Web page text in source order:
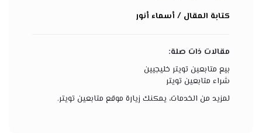
كتابة المقال / أسماء أنور
مقالات ذات صلة:
بيع متابعين تويتر خليجيين
شراء متابعين تويتر
لمزيد من الخدمات، يمكنك زيارة موقع متابعين تويتر.